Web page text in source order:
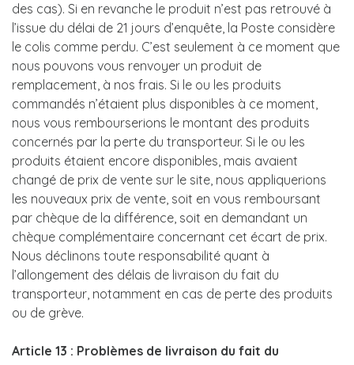
des cas). Si en revanche le produit n’est pas retrouvé à
l’issue du délai de 21 jours d’enquête, la Poste considère
le colis comme perdu. C’est seulement à ce moment que
nous pouvons vous renvoyer un produit de
remplacement, à nos frais. Si le ou les produits
commandés n’étaient plus disponibles à ce moment,
nous vous rembourserions le montant des produits
concernés par la perte du transporteur. Si le ou les
produits étaient encore disponibles, mais avaient
changé de prix de vente sur le site, nous appliquerions
les nouveaux prix de vente, soit en vous remboursant
par chèque de la différence, soit en demandant un
chèque complémentaire concernant cet écart de prix.
Nous déclinons toute responsabilité quant à
l’allongement des délais de livraison du fait du
transporteur, notamment en cas de perte des produits
ou de grève.
Article 13 : Problèmes de livraison du fait du